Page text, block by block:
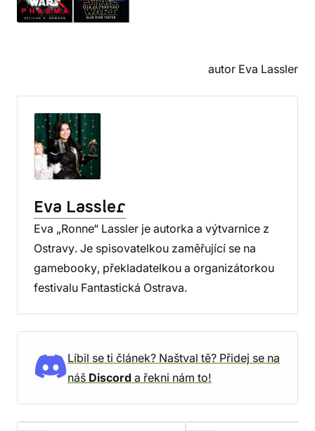
autor Eva Lassler
Eva Lassler
Eva „Ronne“ Lassler je autorka a výtvarnice z
Ostravy. Je spisovatelkou zaměřující se na
gamebooky, překladatelkou a organizátorkou
festivalu Fantastická Ostrava.
Líbil se ti článek? Naštval tě? Přidej se na
náš Discord a řekni nám to!